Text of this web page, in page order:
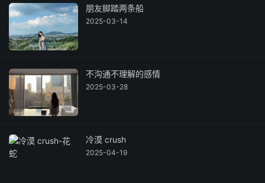
朋友脚踏两条船
2025-03-14
不沟通不理解的感情
2025-03-28
冷漠 crush
2025-04-19